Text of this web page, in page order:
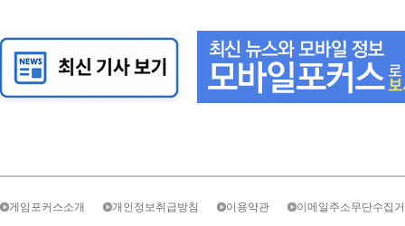
게임포커스소개 개인정보취급방침 이용약관 이메일주소무단수집